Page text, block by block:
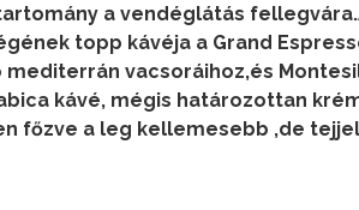
a vendéglátás
topp kávéja a Grand
mediterrán vacsoráihoz,és
kávé, mégis határozottan
főzve a leg kellemesebb ,de